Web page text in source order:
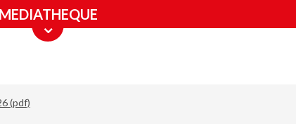
MEDIATHEQUE
(pdf)